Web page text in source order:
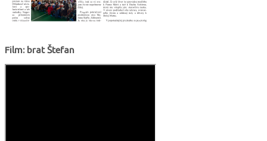
Film: brat Štefan